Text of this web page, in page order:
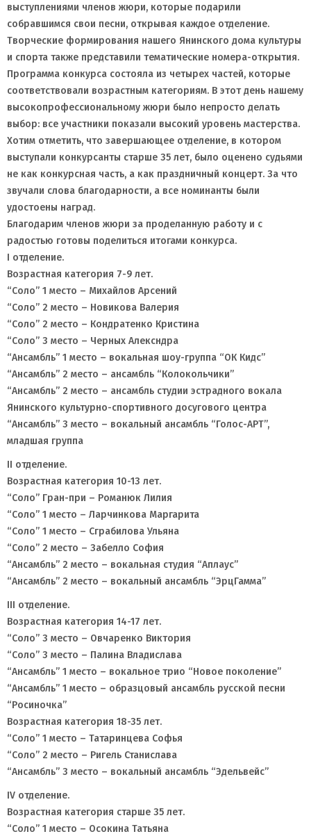
выступлениями членов жюри, которые подарили
собравшимся свои песни, открывая каждое отделение.
Творческие формирования нашего Янинского дома культуры
и спорта также представили тематические номера-открытия.
Программа конкурса состояла из четырех частей, которые
соответствовали возрастным категориям. В этот день нашему
высокопрофессиональному жюри было непросто делать
выбор: все участники показали высокий уровень мастерства.
Хотим отметить, что завершающее отделение, в котором
выступали конкурсанты старше 35 лет, было оценено судьями
не как конкурсная часть, а как праздничный концерт. За что
звучали слова благодарности, а все номинанты были
удостоены наград.
Благодарим членов жюри за проделанную работу и с
радостью готовы поделиться итогами конкурса.
I отделение.
Возрастная категория 7-9 лет.
“Соло” 1 место – Михайлов Арсений
“Соло” 2 место – Новикова Валерия
“Соло” 2 место – Кондратенко Кристина
“Соло” 3 место – Черных Алексндра
“Ансамбль” 1 место – вокальная шоу-группа “ОК Кидс”
“Ансамбль” 2 место – ансамбль “Колокольчики”
“Ансамбль” 2 место – ансамбль студии эстрадного вокала
Янинского культурно-спортивного досугового центра
“Ансамбль” 3 место – вокальный ансамбль “Голос-АРТ”,
младшая группа
II отделение.
Возрастная категория 10-13 лет.
“Соло” Гран-при – Романюк Лилия
“Соло” 1 место – Ларчинкова Маргарита
“Соло” 1 место – Сграбилова Ульяна
“Соло” 2 место – Забелло София
“Ансамбль” 2 место – вокальная студия “Аплаус”
“Ансамбль” 2 место – вокальный ансамбль “ЭрцГамма”
III отделение.
Возрастная категория 14-17 лет.
“Соло” 3 место – Овчаренко Виктория
“Соло” 3 место – Палина Владислава
“Ансамбль” 1 место – вокальное трио “Новое поколение”
“Ансамбль” 1 место – образцовый ансамбль русской песни
“Росиночка”
Возрастная категория 18-35 лет.
“Соло” 1 место – Татаринцева Софья
“Соло” 2 место – Ригель Станислава
“Ансамбль” 3 место – вокальный ансамбль “Эдельвейс”
IV отделение.
Возрастная категория старше 35 лет.
“Соло” 1 место – Осокина Татьяна